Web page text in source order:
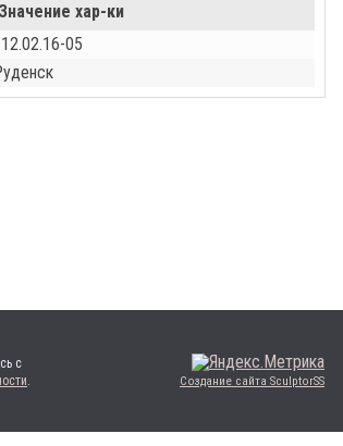
Значение хар-ки
05
с
. Создание сайта SculptorSS